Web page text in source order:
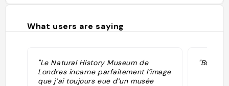
What users are saying
"Le Natural History Museum de
Londres incarne parfaitement l’image
que j’ai toujours eue d’un musée